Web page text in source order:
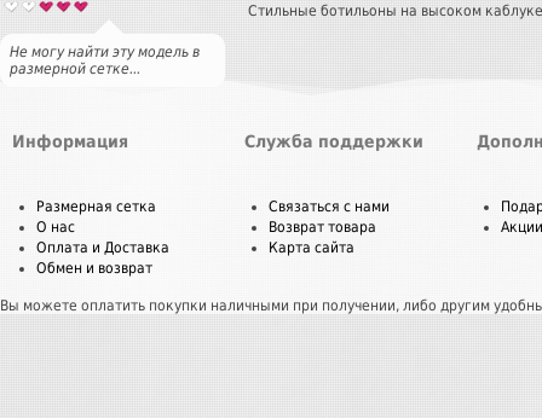
Не могу найти эту модель в
размерной сетке...
Стильные ботильоны на высоком
Информация
Размерная сетка
О нас
Оплата и Доставка
Обмен и возврат
Служба поддержки
Связаться с нами
Возврат товара
Карта сайта
Акции
Вы можете оплатить покупки наличными при получении, либо другим